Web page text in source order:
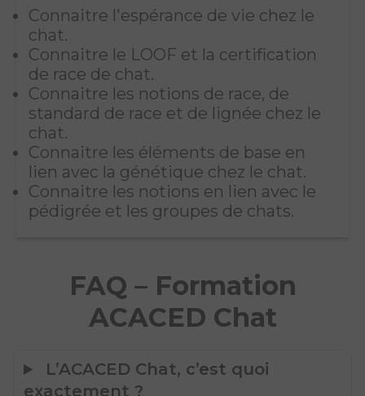
Connaitre l'espérance de vie chez le
chat.
Connaitre le LOOF et la certification
de race de chat.
Connaitre les notions de race, de
standard de race et de lignée chez le
chat.
Connaitre les éléments de base en
lien avec la génétique chez le chat.
Connaitre les notions en lien avec le
pédigrée et les groupes de chats.
FAQ – Formation
ACACED Chat
L’ACACED Chat, c’est quoi
exactement ?